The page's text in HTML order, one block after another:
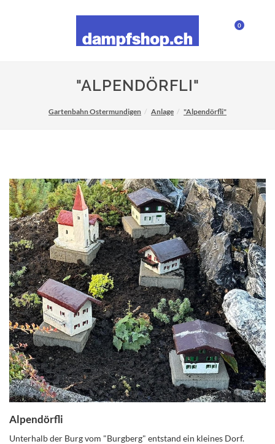
0
"ALPENDÖRFLI"
Gartenbahn Ostermundigen Anlage "Alpendörfli"
Alpendörfli
Unterhalb der Burg vom "Burgberg" entstand ein kleines Dorf.